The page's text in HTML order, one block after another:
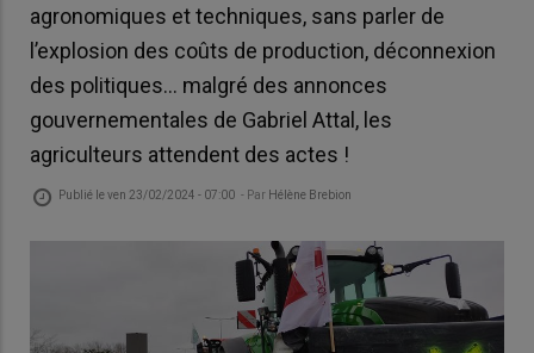
agronomiques et techniques, sans parler de
l’explosion des coûts de production, déconnexion
des politiques… malgré des annonces
gouvernementales de Gabriel Attal, les
agriculteurs attendent des actes !
Publié leven 23/02/2024 - 07:00 - Par Hélène Brebion